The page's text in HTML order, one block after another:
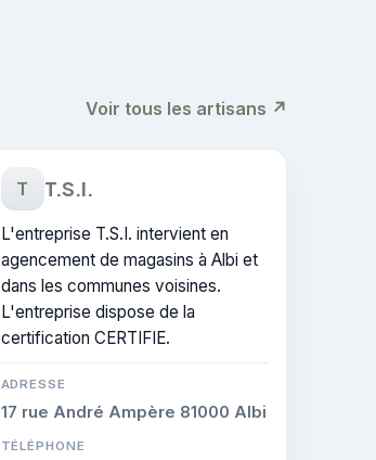
Voir tous les artisans ↗
T T.S.I.
L'entreprise T.S.I. intervient en
agencement de magasins à Albi et
dans les communes voisines.
L'entreprise dispose de la
certification CERTIFIE.
ADRESSE
17 rue André Ampère 81000 Albi
TÉLÉPHONE